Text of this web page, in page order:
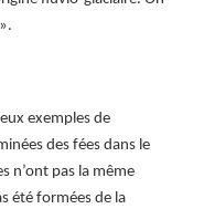
exemples de
des fées dans le
n’ont pas la même
été formées de la